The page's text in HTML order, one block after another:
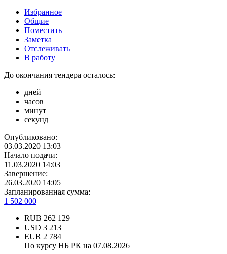
Избранное
Общие
Поместить
Заметка
Отслеживать
В работу
До окончания тендера осталось:
дней
часов
минут
секунд
Опубликовано:
03.03.2020 13:03
Начало подачи:
11.03.2020 14:03
Завершение:
26.03.2020 14:05
Запланированная сумма:
1 502 000
RUB 262 129
USD 3 213
EUR 2 784
По курсу НБ РК на 07.08.2026